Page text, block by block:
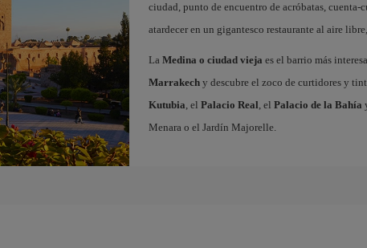
ciudad, punto de encuentro de acróbatas,
atardecer en un gigantesco restaurante al aire
La Medina o ciudad vieja es el barrio más
Marrakechy descubre el zoco de curtidores y
Kutubia, el Palacio Real, el Palacio de la Bahía
Menara o el Jardín Majorelle.